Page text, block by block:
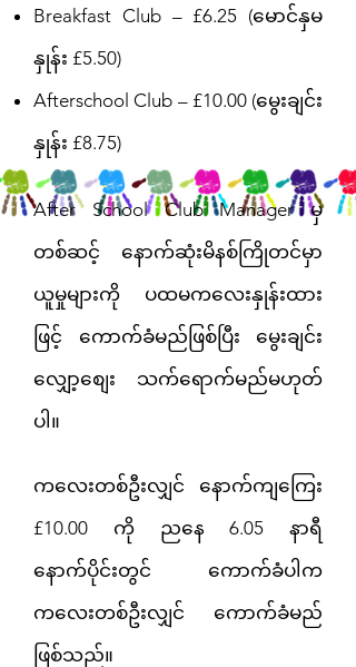
Breakfast Club – £6.25 (မောင်နှမ
နှုန်း £5.50)
Afterschool Club – £10.00 (မွေးချင်း
နှုန်း £8.75)
After School Club Manager မှ
တစ်ဆင့် နောက်ဆုံးမိနစ်ကြိုတင်မှာ
ယူမှုများကို ပထမကလေးနှုန်းထား
ဖြင့် ကောက်ခံမည်ဖြစ်ပြီး မွေးချင်း
လျှော့စျေး သက်ရောက်မည်မဟုတ်
ပါ။
ကလေးတစ်ဦးလျှင် နောက်ကျကြေး
£10.00 ကို ညနေ 6.05 နာရီ
နောက်ပိုင်းတွင် ကောက်ခံပါက
ကလေးတစ်ဦးလျှင် ကောက်ခံမည်
ဖြစ်သည်။